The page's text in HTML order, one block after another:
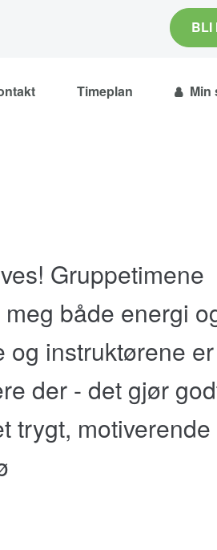
BLI
Timeplan Min
Gruppetimene
både energi
og instruktørene er
der - det gjør
trygt, motiverende